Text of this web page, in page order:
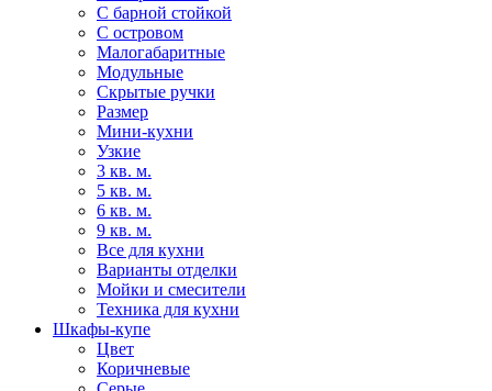
С барной стойкой
С островом
Малогабаритные
Модульные
Скрытые ручки
Размер
Мини-кухни
Узкие
3 кв. м.
5 кв. м.
6 кв. м.
9 кв. м.
Все для кухни
Варианты отделки
Мойки и смесители
Техника для кухни
Шкафы-купе
Цвет
Коричневые